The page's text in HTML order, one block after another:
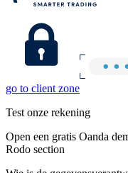
go to client zone
Test onze rekening
Open een gratis Oanda
Rodo section